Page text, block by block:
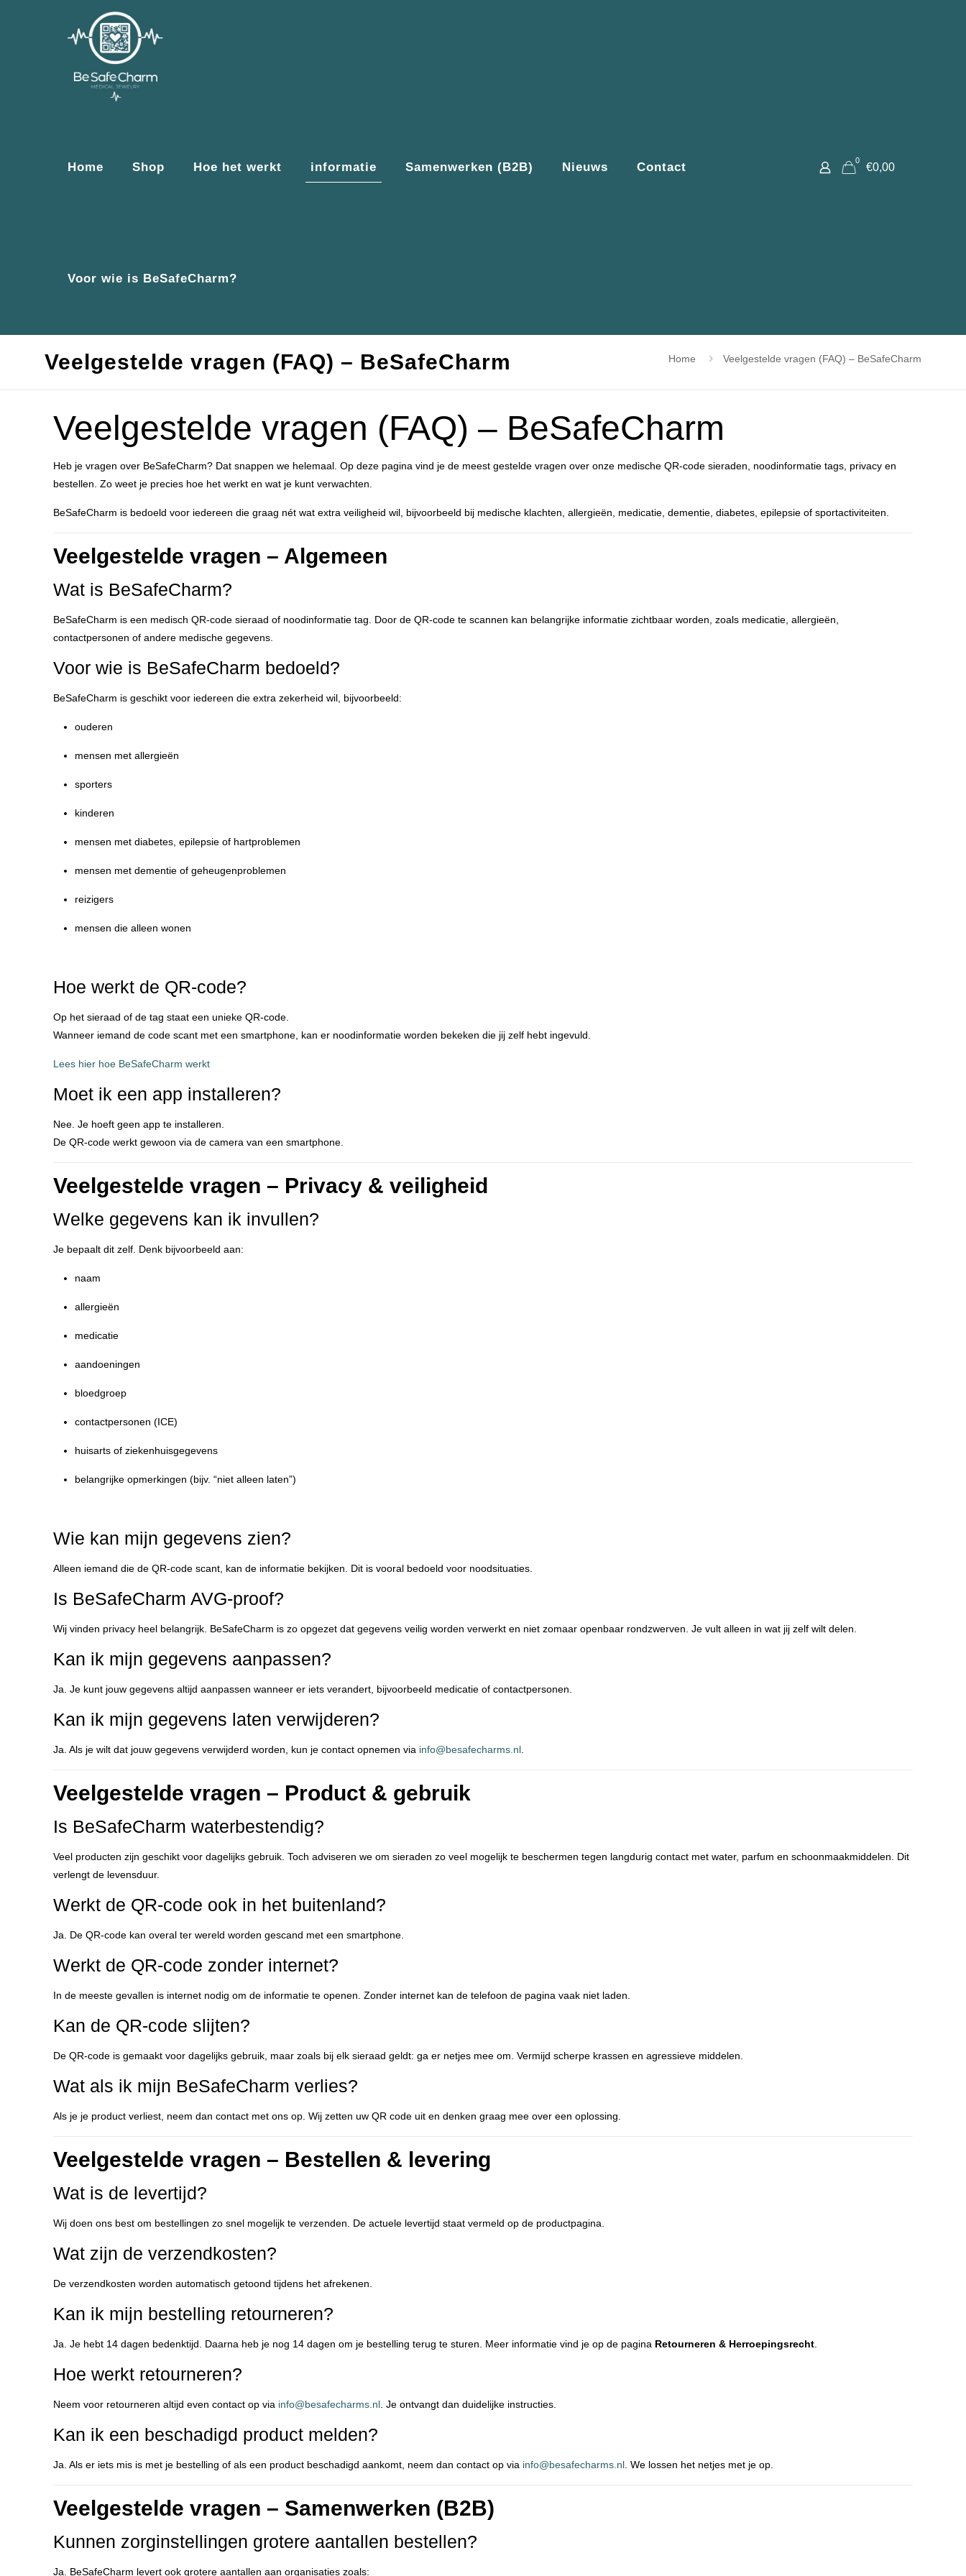
Home Shop Hoe het werkt informatie Samenwerken (B2B) Nieuws Contact
Voor wie is BeSafeCharm?
0
€0,00
Veelgestelde vragen (FAQ) – BeSafeCharm Home Veelgestelde vragen (FAQ) – BeSafeCharm
Veelgestelde vragen (FAQ) – BeSafeCharm
Heb je vragen over BeSafeCharm? Dat snappen we helemaal. Op deze pagina vind je de meest gestelde vragen over onze medische QR-code sieraden, noodinformatie tags, privacy en
bestellen. Zo weet je precies hoe het werkt en wat je kunt verwachten.
BeSafeCharm is bedoeld voor iedereen die graag nét wat extra veiligheid wil, bijvoorbeeld bij medische klachten, allergieën, medicatie, dementie, diabetes, epilepsie of sportactiviteiten.
Veelgestelde vragen – Algemeen
Wat is BeSafeCharm?
BeSafeCharm is een medisch QR-code sieraad of noodinformatie tag. Door de QR-code te scannen kan belangrijke informatie zichtbaar worden, zoals medicatie, allergieën,
contactpersonen of andere medische gegevens.
Voor wie is BeSafeCharm bedoeld?
BeSafeCharm is geschikt voor iedereen die extra zekerheid wil, bijvoorbeeld:
ouderen
mensen met allergieën
sporters
kinderen
mensen met diabetes, epilepsie of hartproblemen
mensen met dementie of geheugenproblemen
reizigers
mensen die alleen wonen
Hoe werkt de QR-code?
Op het sieraad of de tag staat een unieke QR-code.
Wanneer iemand de code scant met een smartphone, kan er noodinformatie worden bekeken die jij zelf hebt ingevuld.
Lees hier hoe BeSafeCharm werkt
Moet ik een app installeren?
Nee. Je hoeft geen app te installeren.
De QR-code werkt gewoon via de camera van een smartphone.
Veelgestelde vragen – Privacy & veiligheid
Welke gegevens kan ik invullen?
Je bepaalt dit zelf. Denk bijvoorbeeld aan:
naam
allergieën
medicatie
aandoeningen
bloedgroep
contactpersonen (ICE)
huisarts of ziekenhuisgegevens
belangrijke opmerkingen (bijv. “niet alleen laten”)
Wie kan mijn gegevens zien?
Alleen iemand die de QR-code scant, kan de informatie bekijken. Dit is vooral bedoeld voor noodsituaties.
Is BeSafeCharm AVG-proof?
Wij vinden privacy heel belangrijk. BeSafeCharm is zo opgezet dat gegevens veilig worden verwerkt en niet zomaar openbaar rondzwerven. Je vult alleen in wat jij zelf wilt delen.
Kan ik mijn gegevens aanpassen?
Ja. Je kunt jouw gegevens altijd aanpassen wanneer er iets verandert, bijvoorbeeld medicatie of contactpersonen.
Kan ik mijn gegevens laten verwijderen?
Ja. Als je wilt dat jouw gegevens verwijderd worden, kun je contact opnemen via info@besafecharms.nl
Veelgestelde vragen – Product & gebruik
Is BeSafeCharm waterbestendig?
Veel producten zijn geschikt voor dagelijks gebruik. Toch adviseren we om sieraden zo veel mogelijk te beschermen tegen langdurig contact met water, parfum en schoonmaakmiddelen. Dit
verlengt de levensduur.
Werkt de QR-code ook in het buitenland?
Ja. De QR-code kan overal ter wereld worden gescand met een smartphone.
Werkt de QR-code zonder internet?
In de meeste gevallen is internet nodig om de informatie te openen. Zonder internet kan de telefoon de pagina vaak niet laden.
Kan de QR-code slijten?
De QR-code is gemaakt voor dagelijks gebruik, maar zoals bij elk sieraad geldt: ga er netjes mee om. Vermijd scherpe krassen en agressieve middelen.
Wat als ik mijn BeSafeCharm verlies?
Als je je product verliest, neem dan contact met ons op. Wij zetten uw QR code uit en denken graag mee over een oplossing.
Veelgestelde vragen – Bestellen & levering
Wat is de levertijd?
Wij doen ons best om bestellingen zo snel mogelijk te verzenden. De actuele levertijd staat vermeld op de productpagina.
Wat zijn de verzendkosten?
De verzendkosten worden automatisch getoond tijdens het afrekenen.
Kan ik mijn bestelling retourneren?
Ja. Je hebt 14 dagen bedenktijd. Daarna heb je nog 14 dagen om je bestelling terug te sturen. Meer informatie vind je op de pagina Retourneren & Herroepingsrecht
Hoe werkt retourneren?
Neem voor retourneren altijd even contact op via info@besafecharms.nl . Je ontvangt dan duidelijke instructies.
Kan ik een beschadigd product melden?
Ja. Als er iets mis is met je bestelling of als een product beschadigd aankomt, neem dan contact op via info@besafecharms.nl . We lossen het netjes met je op.
Veelgestelde vragen – Samenwerken (B2B)
Kunnen zorginstellingen grotere aantallen bestellen?
Ja. BeSafeCharm levert ook grotere aantallen aan organisaties zoals: